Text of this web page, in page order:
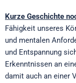
Kurze Geschichte
Fähigkeit unseres
und mentalen
und Entspannung
Erkenntnissen an
damit auch an einer